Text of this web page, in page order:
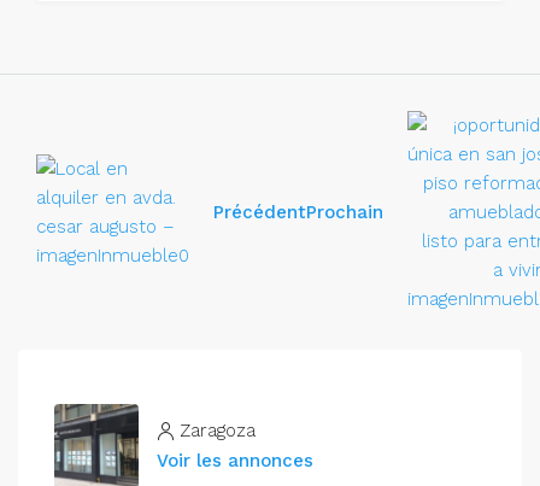
PrécédentProchain
Zaragoza
Voir les annonces